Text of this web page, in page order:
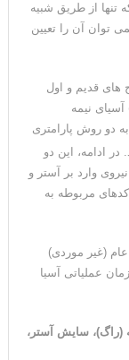
از طریق شبیه
توان آن را تعیین
های قدیم و اول
نیمه
به دو روش پارامتری
ادامه، این دو
وارد بر آستر و
مربوطه به
عام (غیر موردی)
عملیاتی آسیا
(راگ)، سایش آستر،